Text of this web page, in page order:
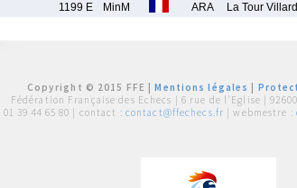
1199 E MinM ARA La Tour
Copyright © 2015 FFE |Mentions légales
Fédération Française des Echecs | 6 rue de l'Eglise | 92600
01 39 44 65 80 | contact : contact@ffechecs.fr | webmestre :